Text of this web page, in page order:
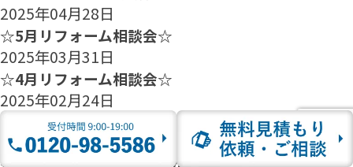
2025年04月28日
☆5月リフォーム相談会☆
2025年03月31日
☆4月リフォーム相談会☆
2025年02月24日
☆3月リフォーム相談会☆
2025年01月27日